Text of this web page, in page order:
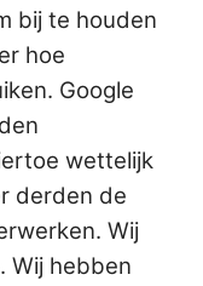
bij te houden
hoe
Google
wettelijk
derden de
Wij
Wij hebben